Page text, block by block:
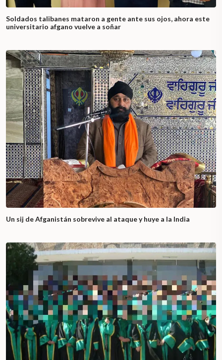
Soldados talibanes mataron a gente ante sus ojos, ahora este
universitario afgano vuelve a soñar
Un sij de Afganistán sobrevive al ataque y huye a la India